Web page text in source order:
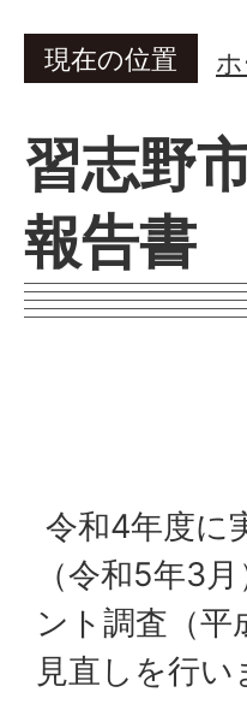
現在の位置
習志野
報告書
令和4年度に
（令和5年3
ント調査（
見直しを行い